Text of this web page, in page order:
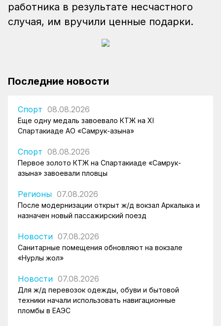
работника в результате несчастного
случая, им вручили ценные подарки.
Последние новости
Спорт 08.08.2026
Еще одну медаль завоевало КТЖ на XI
Спартакиаде АО «Самрук-Қазына»
Спорт 08.08.2026
Первое золото КТЖ на Спартакиаде «Самрук-
Қазына» завоевали пловцы
Регионы 07.08.2026
После модернизации открыт ж/д вокзал Аркалыка и
назначен новый пассажирский поезд
Новости 07.08.2026
Санитарные помещения обновляют на вокзале
«Нурлы жол»
Новости 07.08.2026
Для ж/д перевозок одежды, обуви и бытовой
техники начали использовать навигационные
пломбы в ЕАЭС